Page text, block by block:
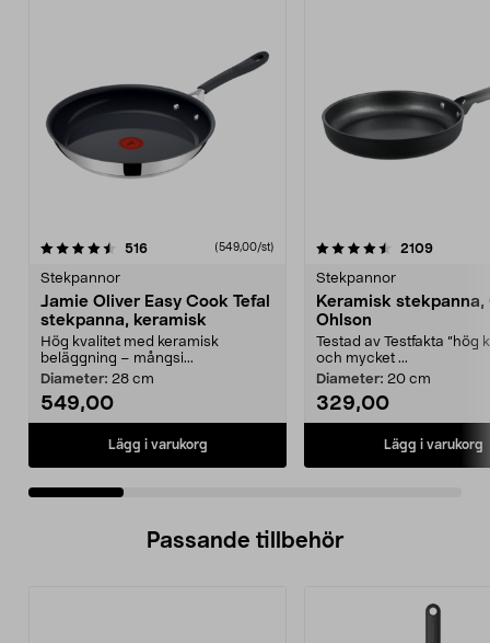
516recensioner(549,00/st)
Stekpannor
Jamie Oliver Easy Cook Tefal
stekpanna, keramisk
Hög kvalitet med keramisk
beläggning – mångsi...
Diameter: 28 cm
549,00
Lägg i varukorg
4.5 av 5 stjärnor 2109
Stekpannor
Keramisk stekpanna,
Ohlson
Testad av Testfakta ”hög
och mycket ...
Diameter: 20 cm
329,00
Lägg i varukorg
4.5 av 5 stjärnor
Passande tillbehör